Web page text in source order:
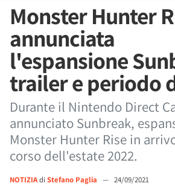
Monster Hunter
annunciata
l'espansione
trailer e periodo
Durante il Nintendo Direct
annunciato Sunbreak,
Monster Hunter Rise in
corso dell'estate 2022.
NOTIZIAdi Stefano Paglia — 24/09/2021